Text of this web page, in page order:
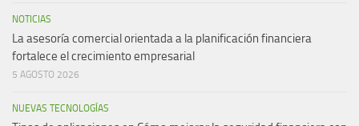
NOTICIAS
La asesoría comercial orientada a la planificación financiera
fortalece el crecimiento empresarial
5 AGOSTO 2026
NUEVAS TECNOLOGÍAS